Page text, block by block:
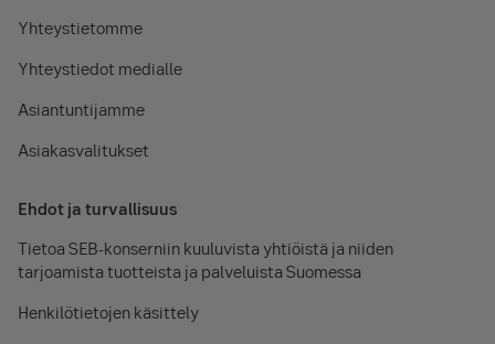
Yhteystietomme
Yhteystiedot medialle
Asiantuntijamme
Asiakasvalitukset
Ehdot ja turvallisuus
Tietoa SEB-konserniin kuuluvista yhtiöistä ja niiden
tarjoamista tuotteista ja palveluista Suomessa
Henkilötietojen käsittely